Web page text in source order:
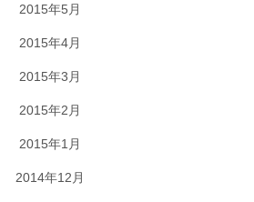
2015年5月
2015年4月
2015年3月
2015年2月
2015年1月
2014年12月